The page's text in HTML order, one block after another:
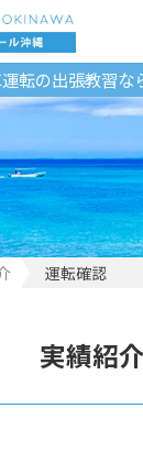
転の出張教習な
運転確認
実績紹介